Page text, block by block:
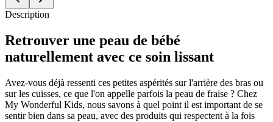
Description
Retrouver une peau de bébé
naturellement avec ce soin lissant
Avez-vous déjà ressenti ces petites aspérités sur l'arrière des bras ou
sur les cuisses, ce que l'on appelle parfois la peau de fraise ? Chez
My Wonderful Kids, nous savons à quel point il est important de se
sentir bien dans sa peau, avec des produits qui respectent à la fois